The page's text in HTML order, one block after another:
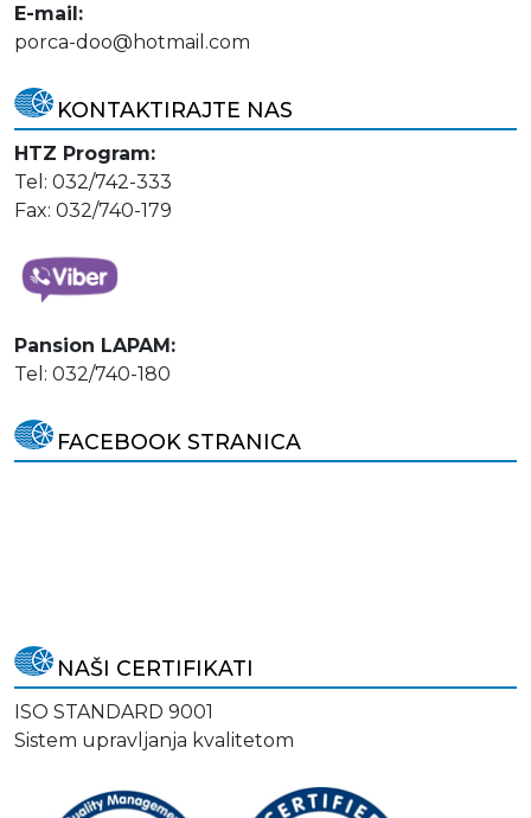
E-mail:
porca-doo@hotmail.com
KONTAKTIRAJTE NAS
HTZ Program:
Tel: 032/742-333
Fax: 032/740-179
Pansion LAPAM:
Tel: 032/740-180
FACEBOOK STRANICA
NAŠI CERTIFIKATI
ISO STANDARD 9001
Sistem upravljanja kvalitetom